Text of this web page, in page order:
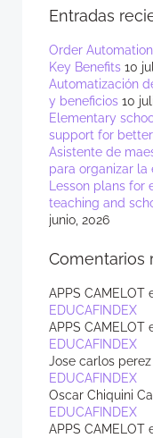
Entradas
Order
Key Benefits 10
Automatización
y beneficios 10
Elementary
support for
Asistente de
para organizar la
Lesson plans
teaching and
junio, 2026
Comentarios
APPS CAMELOT
EDUCAFINDEX
APPS CAMELOT
EDUCAFINDEX
Jose carlos
EDUCAFINDEX
Oscar Chiquini
EDUCAFINDEX
APPS CAMELOT